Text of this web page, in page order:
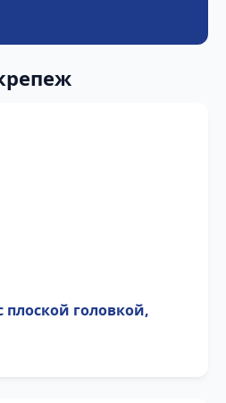
головкой,